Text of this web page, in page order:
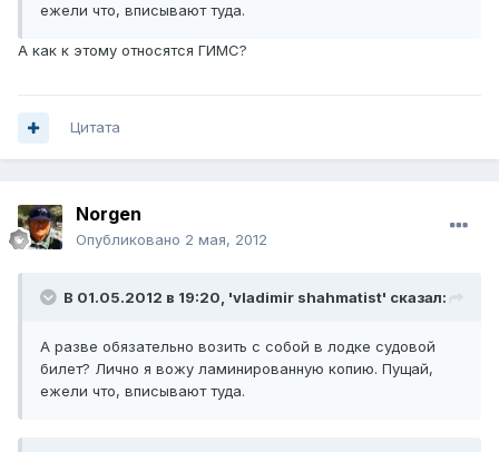
ежели что, вписывают туда.
А как к этому относятся ГИМС?
Цитата
Norgen
Опубликовано 2 мая, 2012
В 01.05.2012 в 19:20, 'vladimir shahmatist' сказал:
А разве обязательно возить с собой в лодке судовой
билет? Лично я вожу ламинированную копию. Пущай,
ежели что, вписывают туда.